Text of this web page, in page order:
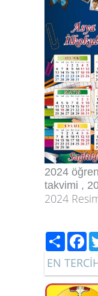
2024
takvimi ,
2024
Paylaş
EN